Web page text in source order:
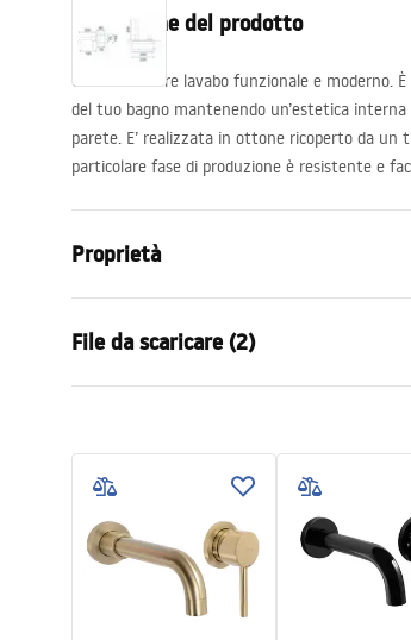
Descrizione del prodotto
Un miscelatore lavabo funzionale e moderno.
del tuo bagno mantenendo un’estetica
parete. E’ realizzata in ottone ricoperto da
particolare fase di produzione è resistente e
Proprietà
Metodo di installazione
Colore
Altezza
Tecnologia del rivestimento
Diametro di connessione
File da scaricare (2)